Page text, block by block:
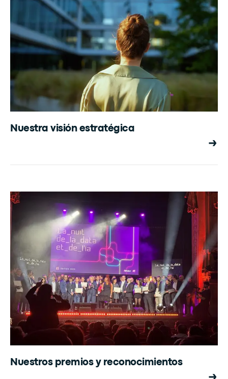
Nuestra visión estratégica
Nuestros premios y reconocimientos